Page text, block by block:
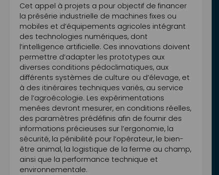
Cet appel à projets a pour objectif de financer
la présérie industrielle de machines fixes ou
mobiles et d’équipements agricoles intégrant
des technologies numériques, dont
l’intelligence artificielle. Ces innovations doivent
permettre d’adapter les prototypes aux
diverses conditions pédoclimatiques, aux
différents systèmes de culture ou d’élevage, et
à des itinéraires techniques variés, au service
de l’agroécologie. Les expérimentations
menées devront mesurer, en conditions réelles,
des paramètres prédéfinis afin de fournir des
informations précieuses sur l’ergonomie, la
sécurité, la pénibilité pour l’opérateur, le bien-
être animal, la logistique de la ferme au champ,
ainsi que la performance technique et
environnementale.